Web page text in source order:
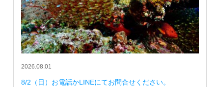
2026.08.01
8/2（日）お電話かLINEにてお問合せください。